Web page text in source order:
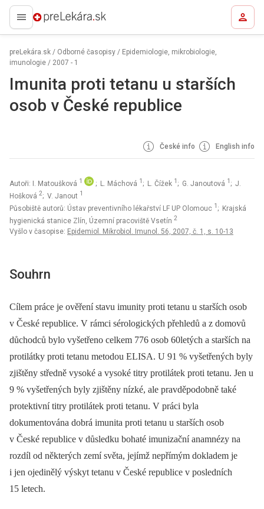
preLekára.sk
preLekára.sk / Odborné časopisy / Epidemiologie, mikrobiologie,
imunologie / 2007 - 1
Imunita proti tetanu u starších
osob v České republice
České info English info
Autoři: I. Matoušková 1 ; L. Máchová 1 ; L. Čížek 1 ; G. Janoutová 1 ; J.
Hošková 2; V. Janout 1
Působiště autorů: Ústav preventivního lékařství LF UP Olomouc 1 ; Krajská
hygienická stanice Zlín, Územní pracoviště Vsetín 2
Vyšlo v časopise: Epidemiol. Mikrobiol. Imunol. 56, 2007, č. 1, s. 10-13
Souhrn
Cílem práce je ověření stavu imunity proti tetanu u starších osob
v České republice. V rámci sérologických přehledů a z domovů
důchodců bylo vyšetřeno celkem 776 osob 60letých a starších na
protilátky proti tetanu metodou ELISA. U 91 % vyšetřených byly
zjištěny středně vysoké a vysoké titry protilátek proti tetanu. Jen u
9 % vyšetřených byly zjištěny nízké, ale pravděpodobně také
protektivní titry protilátek proti tetanu. V práci byla
dokumentována dobrá imunita proti tetanu u starších osob
v České republice v důsledku bohaté imunizační anamnézy na
rozdíl od některých zemí světa, jejímž nepřímým dokladem je
i jen ojedinělý výskyt tetanu v České republice v posledních
15 letech.